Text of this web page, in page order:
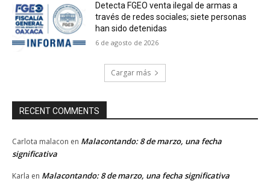
Detecta FGEO venta ilegal de armas a
través de redes sociales; siete personas
han sido detenidas
6 de agosto de 2026
Cargar más
RECENT COMMENTS
Carlota malacon en Malacontando: 8 de marzo, una fecha
significativa
Karla en Malacontando: 8 de marzo, una fecha significativa